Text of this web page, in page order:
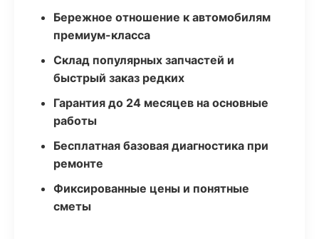
Бережное отношение к автомобилям
премиум-класса
Склад популярных запчастей и
быстрый заказ редких
Гарантия до 24 месяцев на основные
работы
Бесплатная базовая диагностика при
ремонте
Фиксированные цены и понятные
сметы